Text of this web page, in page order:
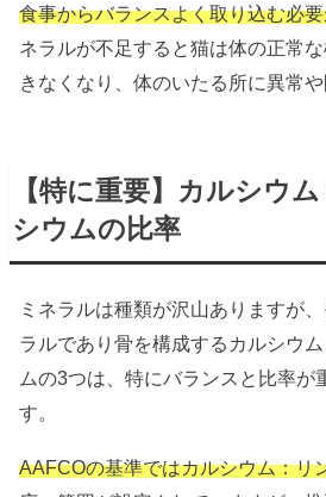
食事からバランスよく取り込む必
ネラルが不足すると猫は体の正常
きなくなり、体のいたる所に異常や
【特に重要】カルシウ
シウムの比率
ミネラルは種類が沢山ありますが
ラルであり骨を構成するカルシウ
ムの3つは、特にバランスと比率が
す。
AAFCOの基準ではカルシウム：リ